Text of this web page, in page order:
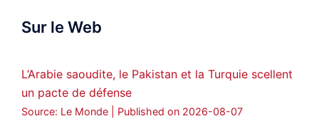
ܟܫܝܪܘܬܐ ܒܘܠܝܬܐ ܚܘܪܐ ܐܒܓܪ
Amitiés kurdes de Bretagne a retweeté
MedyaNews @medyanews_ · 24 Jan 2025
Sur le Web
L’Arabie saoudite, le Pakistan et la Turquie scellent
un pacte de défense
Source: Le Monde Published on 2026-08-07